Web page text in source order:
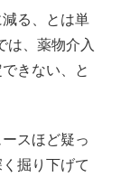
る、とは単
は、薬物介入
きない、と
スほど疑っ
掘り下げて